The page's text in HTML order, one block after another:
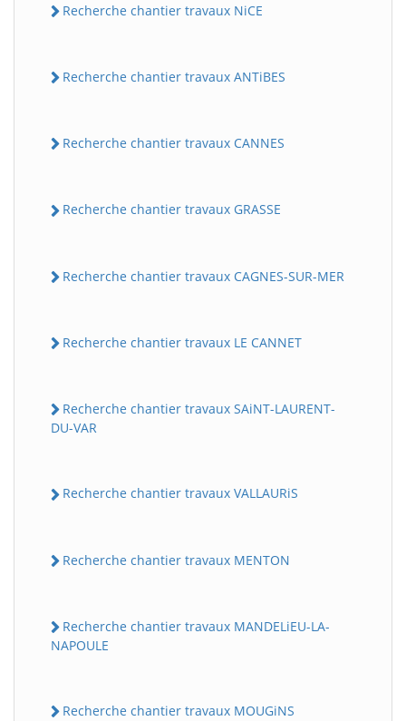
Recherche chantier travaux NiCE
Recherche chantier travaux ANTiBES
Recherche chantier travaux CANNES
Recherche chantier travaux GRASSE
Recherche chantier travaux CAGNES-SUR-MER
Recherche chantier travaux LE CANNET
Recherche chantier travaux SAiNT-LAURENT-
DU-VAR
Recherche chantier travaux VALLAURiS
Recherche chantier travaux MENTON
Recherche chantier travaux MANDELiEU-LA-
NAPOULE
Recherche chantier travaux MOUGiNS